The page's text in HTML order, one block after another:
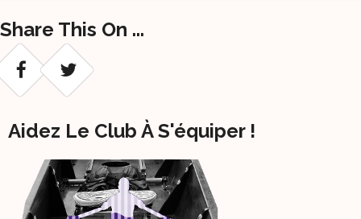
Share This On ...
Aidez Le Club À S'équiper !